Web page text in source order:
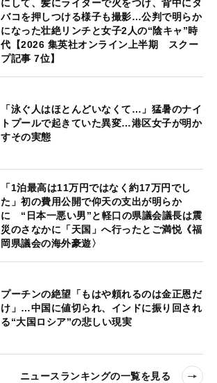
にして、髪にライターで火をつけ、背中にタ
バコを押しつける様子も撮影…公判で明らか
になった壮絶リンチと女子2人の“陰キャ”時
代【2026 集英社オンライン上半期 スクー
プ記事 7位】
「泳ぐ人はほとんどいなくて…」猛暑のナイ
トプールで起きていた異変…港区女子が明か
すその実態
「1泊最高は11万円ではなく約17万円でし
た」初の費用公開で仰天の支出が明らか
に “日本一悪い男”と軽口の県議会議長は震
災のさなかに「天国」へ行ったとご満悦《福
岡県議会の海外豪遊〉
プーチンの絶望「もはや頼れるのは金正恩だ
け」…中国に値切られ、インドに振り回され
る“大国ロシア”の悲しい現実
ニュースランキングの一覧を見る